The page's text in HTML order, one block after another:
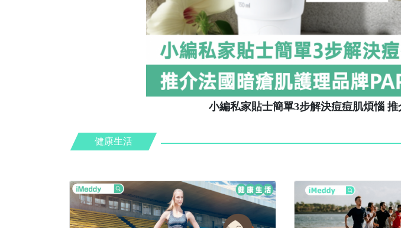
小編私家貼士簡單3步解決痘痘肌煩惱
健康生活